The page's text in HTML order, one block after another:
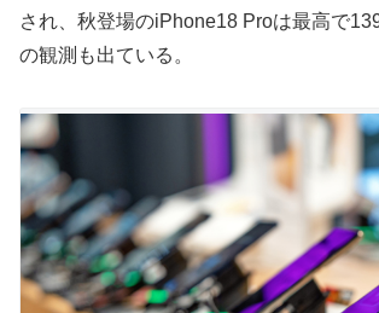
され、秋登場のiPhone18 Proは最高で
の観測も出ている。